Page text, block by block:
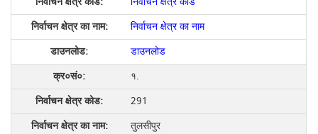
निर्वाचन क्षेत्र का नाम
डाउनलोड
१.
291
तुलसीपुर